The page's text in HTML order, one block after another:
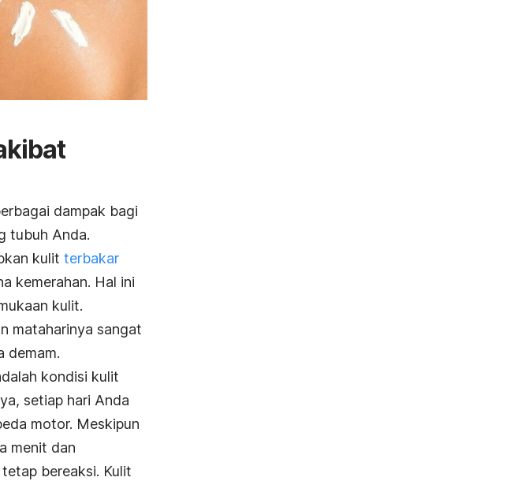
dampak bagi
tubuh Anda.
kulit terbakar
kemerahan. Hal ini
kulit.
mataharinya sangat
demam.
kondisi kulit
setiap hari Anda
motor. Meskipun
menit dan
bereaksi. Kulit